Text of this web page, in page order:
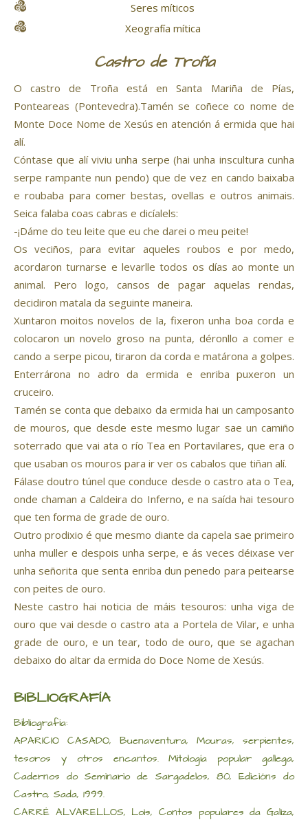
Seres míticos
Xeografía mítica
Castro de Troña
O castro de Troña está en Santa Mariña de Pías,
Ponteareas (Pontevedra).Tamén se coñece co nome de
Monte Doce Nome de Xesús en atención á ermida que hai
alí.
Cóntase que alí viviu unha serpe (hai unha inscultura cunha
serpe rampante nun pendo) que de vez en cando baixaba
e roubaba para comer bestas, ovellas e outros animais.
Seica falaba coas cabras e dicíalels:
-¡Dáme do teu leite que eu che darei o meu peite!
Os veciños, para evitar aqueles roubos e por medo,
acordaron turnarse e levarlle todos os días ao monte un
animal. Pero logo, cansos de pagar aquelas rendas,
decidiron matala da seguinte maneira.
Xuntaron moitos novelos de la, fixeron unha boa corda e
colocaron un novelo groso na punta, déronllo a comer e
cando a serpe picou, tiraron da corda e matárona a golpes.
Enterrárona no adro da ermida e enriba puxeron un
cruceiro.
Tamén se conta que debaixo da ermida hai un camposanto
de mouros, que desde este mesmo lugar sae un camiño
soterrado que vai ata o río Tea en Portavilares, que era o
que usaban os mouros para ir ver os cabalos que tiñan alí.
Fálase doutro túnel que conduce desde o castro ata o Tea,
onde chaman a Caldeira do Inferno, e na saída hai tesouro
que ten forma de grade de ouro.
Outro prodixio é que mesmo diante da capela sae primeiro
unha muller e despois unha serpe, e ás veces déixase ver
unha señorita que senta enriba dun penedo para peitearse
con peites de ouro.
Neste castro hai noticia de máis tesouros: unha viga de
ouro que vai desde o castro ata a Portela de Vilar, e unha
grade de ouro, e un tear, todo de ouro, que se agachan
debaixo do altar da ermida do Doce Nome de Xesús.
BIBLIOGRAFÍA
Bibliografía:
APARICIO CASADO, Buenaventura, Mouras, serpientes,
tesoros y otros encantos. Mitología popular gallega,
Cadernos do Seminario de Sargadelos, 80, Edicións do
Castro, Sada, 1999.
CARRÉ ALVARELLOS, Lois, Contos populares da Galiza,